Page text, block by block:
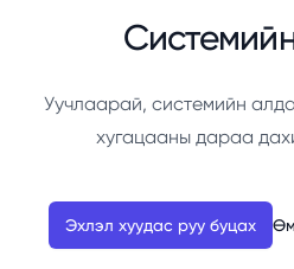
Уучлаарай, системийн
хугацааны дараа
Эхлэл хуудас руу буцах